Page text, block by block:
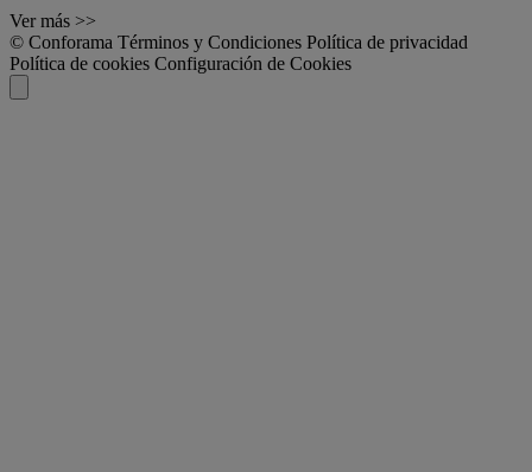
Ver más >>
© Conforama Términos y Condiciones Política de privacidad
Política de cookies Configuración de Cookies